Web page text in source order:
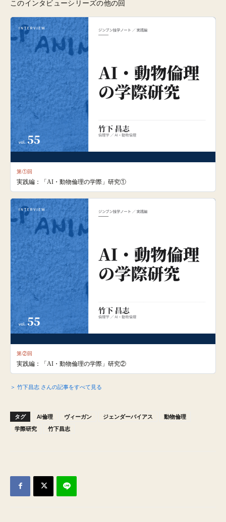
このインタビューシリーズの他の回
第①回
実践編：「AI・動物倫理の学際」研究①
第②回
実践編：「AI・動物倫理の学際」研究②
＞ 竹下昌志 さんの記事をすべて見る
タグ AI倫理 ヴィーガン ジェンダーバイアス
動物倫理
学際研究
竹下昌志